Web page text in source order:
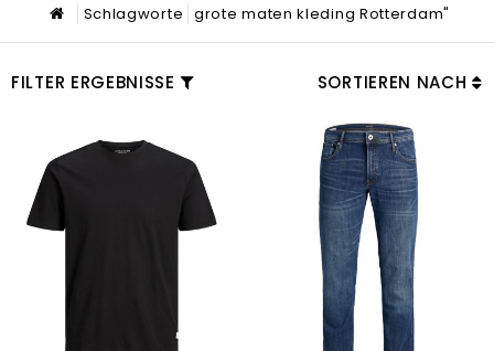
Schlagworte grote maten kleding Rotterdam"
FILTER ERGEBNISSE SORTIEREN NACH